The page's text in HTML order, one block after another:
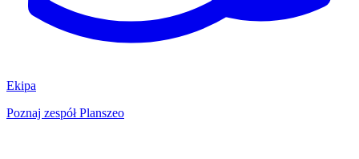
Ekipa
Poznaj zespół Planszeo